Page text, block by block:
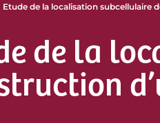
Etude de la localisation subcellulaire
de la